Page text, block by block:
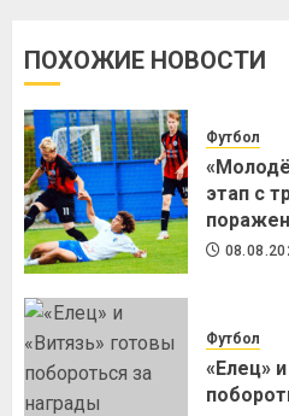
ПОХОЖИЕ НОВОСТИ
Футбол
этап с
Футбол
«Елец»